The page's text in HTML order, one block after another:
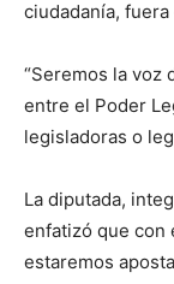
ciudadanía,
“Seremos la voz
entre el Poder
legisladoras o
La diputada,
enfatizó que con
estaremos